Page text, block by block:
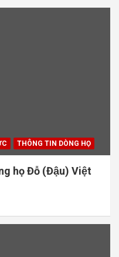
THÔNG TIN DÒNG HỌ
họ Đỗ (Đậu) Việt